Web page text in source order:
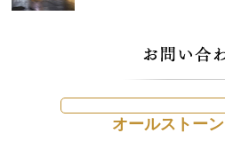
オールストーン